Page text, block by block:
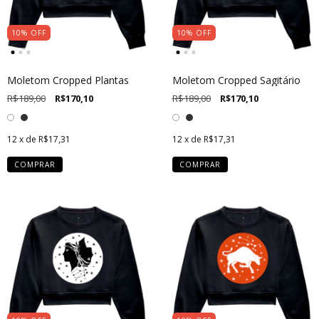
10% OFF
Moletom Cropped Plantas
R$189,00 R$170,10
12x de R$17,31
COMPRAR
10% OFF
Moletom Cropped Sagitário
R$189,00 R$170,10
12 x de R$17,31
COMPRAR